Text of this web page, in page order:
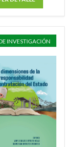
INVESTIGACIÓN